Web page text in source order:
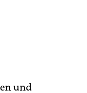
und